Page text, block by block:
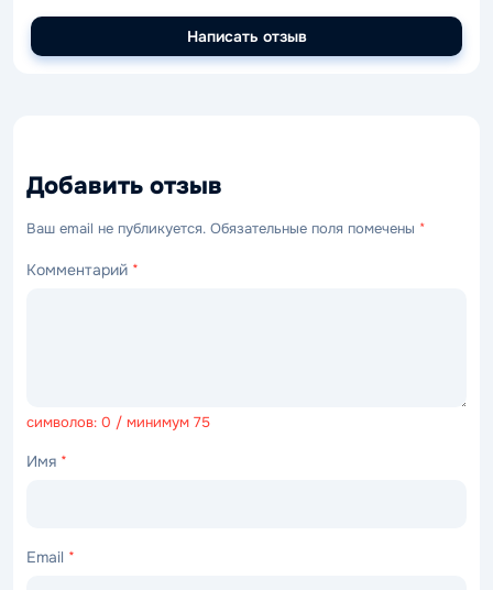
Написать отзыв
Добавить отзыв
Ваш email не публикуется. Обязательные поля помечены *
Комментарий *
символов: 0 / минимум 75
Имя *
Email *